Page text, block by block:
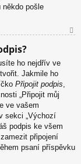
pošle
ho nejdřív ve
Jakmile ho
Připojit podpis,
„Připojit můj
ve vašem
sekci „Výchozí
podpis ke všem
připojení
psaní příspěvku